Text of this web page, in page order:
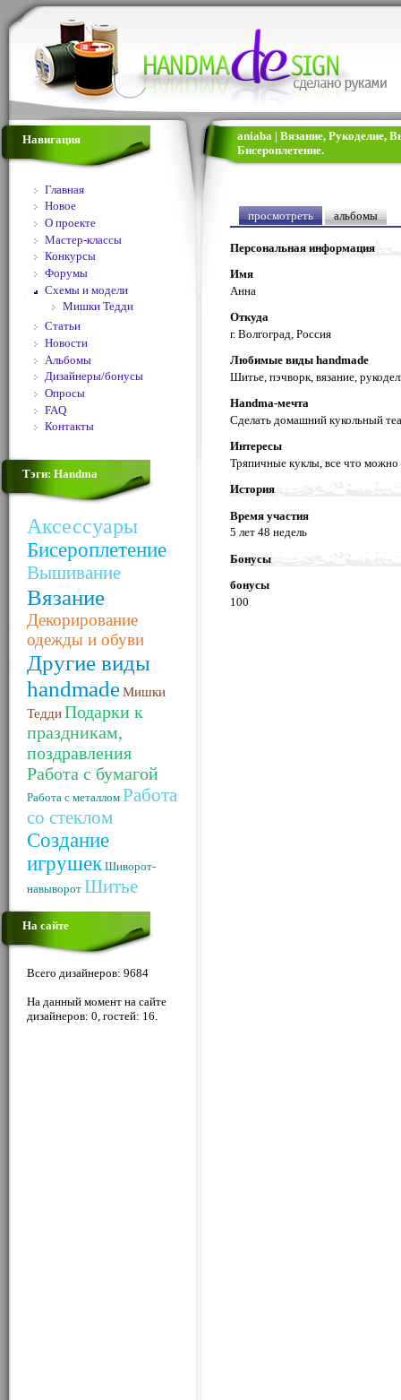
Навигация
Главная
Новое
О проекте
Мастер-классы
Конкурсы
Форумы
Схемы и модели
Мишки Тедди
Статьи
Новости
Альбомы
Дизайнеры/бонусы
Опросы
FAQ
Контакты
Тэги: Handma
Аксессуары
Бисероплетение
Вышивание
Вязание
Декорирование
одежды и обуви
Другие виды
handmadeМишки
ТеддиПодарки к
праздникам,
поздравления
Работа с бумагой
Работа с металлом Работа
со стеклом
Создание
игрушек Шиворот-
навыворот Шитье
На сайте
Всего дизайнеров: 9684
На данный момент на сайте
дизайнеров: 0, гостей: 16.
aniaba | Вязание, Рукоделие,
Бисероплетение.
просмотреть альбомы
Персональная информация
Имя
Анна
Откуда
г. Волгоград, Россия
Любимые виды handmade
Шитье, пэчворк, вязание,
Handma-мечта
Сделать домашний кукольный
Интересы
Тряпичные куклы, все что можно
История
Время участия
5 лет 48 недель
Бонусы
бонусы
100